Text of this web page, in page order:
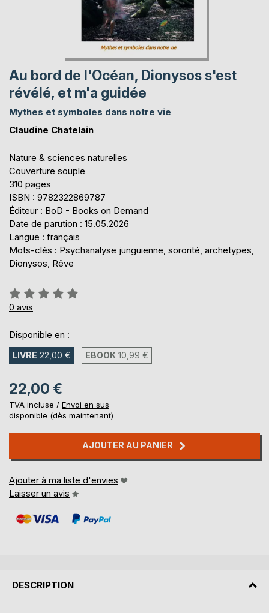
Au bord de l'Océan, Dionysos s'est
révélé, et m'a guidée
Mythes et symboles dans notre vie
Claudine Chatelain
Nature & sciences naturelles
Couverture souple
310 pages
ISBN : 9782322869787
Éditeur : BoD - Books on Demand
Date de parution : 15.05.2026
Langue : français
Mots-clés : Psychanalyse junguienne, sororité, archetypes,
Dionysos, Rêve
Évaluation:
0%
0 avis
Disponible en :
LIVRE 22,00 € EBOOK 10,99 €
22,00 €
TVA incluse / Envoi en sus
disponible (dès maintenant)
AJOUTER AU PANIER
Ajouter à ma liste d'envies
Laisser un avis
DESCRIPTION